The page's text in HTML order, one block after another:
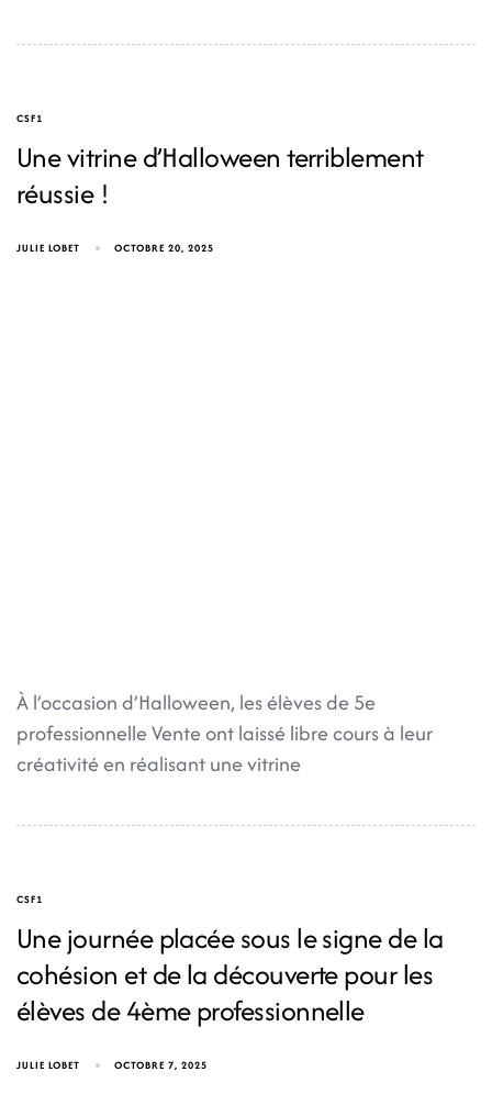
CSF1
Une vitrine d’Halloween terriblement
réussie !
JULIE LOBET OCTOBRE 20, 2025
À l’occasion d’Halloween, les élèves de 5e
professionnelle Vente ont laissé libre cours à leur
créativité en réalisant une vitrine
CSF1
Une journée placée sous le signe de la
cohésion et de la découverte pour les
élèves de 4ème professionnelle
JULIE LOBET OCTOBRE 7, 2025